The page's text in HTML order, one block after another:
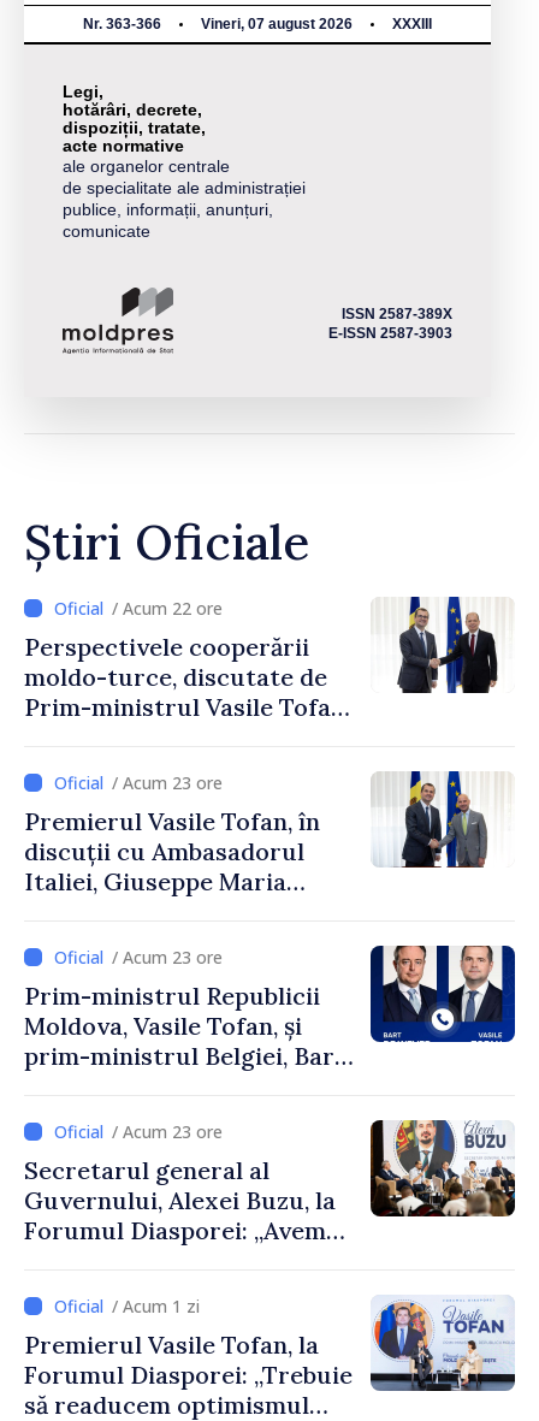
Nr. 363-366 Vineri, 07 august 2026 XXXIII
Legi,
hotărâri, decrete,
dispoziții, tratate,
acte normative
ale organelor centrale
de specialitate ale administrației
publice, informații, anunțuri,
comunicate
ISSN 2587-389X
E-ISSN 2587-3903
Știri Oficiale
/ Acum 22 ore
Perspectivele cooperării
moldo-turce, discutate de
Prim-ministrul Vasile Tofan
Uygar Mustafa Sertel
/ Acum 23 ore
Premierul Vasile Tofan, în
discuții cu Ambasadorul
Italiei, Giuseppe Maria
/ Acum 23 ore
Prim-ministrul Republicii
Moldova, Vasile Tofan, și
prim-ministrul Belgiei, Bart
despre parcursul european
al Republicii Moldova.
/ Acum 23 ore
Secretarul general al
Guvernului, Alexei Buzu, la
Forumul Diasporei: „Avem
dumneavoastră pentru a
construi comunități mai
puternice”
/ Acum 1 zi
Premierul Vasile Tofan, la
Forumul Diasporei: „Trebuie
să readucem optimismul